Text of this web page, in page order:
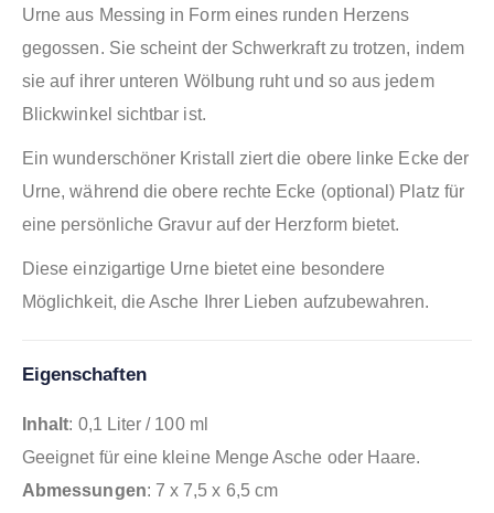
Urne aus Messing in Form eines runden Herzens
gegossen. Sie scheint der Schwerkraft zu trotzen, indem
sie auf ihrer unteren Wölbung ruht und so aus jedem
Blickwinkel sichtbar ist.
Ein wunderschöner Kristall ziert die obere linke Ecke der
Urne, während die obere rechte Ecke (optional) Platz für
eine persönliche Gravur auf der Herzform bietet.
Diese einzigartige Urne bietet eine besondere
Möglichkeit, die Asche Ihrer Lieben aufzubewahren.
Eigenschaften
Inhalt: 0,1 Liter / 100 ml
Geeignet für eine kleine Menge Asche oder Haare.
Abmessungen: 7 x 7,5 x 6,5 cm